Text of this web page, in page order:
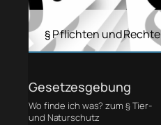
§ Pflichten und Rechte
Gesetzesgebung
Wo finde ich was? zum § Tier-
und Naturschutz